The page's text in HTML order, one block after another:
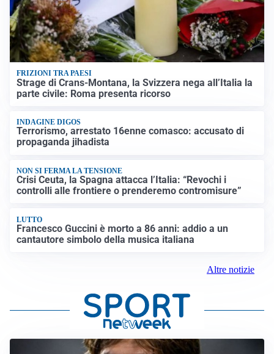
FRIZIONI TRA PAESI
Strage di Crans-Montana, la Svizzera nega all’Italia la
parte civile: Roma presenta ricorso
INDAGINE DIGOS
Terrorismo, arrestato 16enne comasco: accusato di
propaganda jihadista
NON SI FERMA LA TENSIONE
Crisi Ceuta, la Spagna attacca l’Italia: “Revochi i
controlli alle frontiere o prenderemo contromisure”
LUTTO
Francesco Guccini è morto a 86 anni: addio a un
cantautore simbolo della musica italiana
Altre notizie